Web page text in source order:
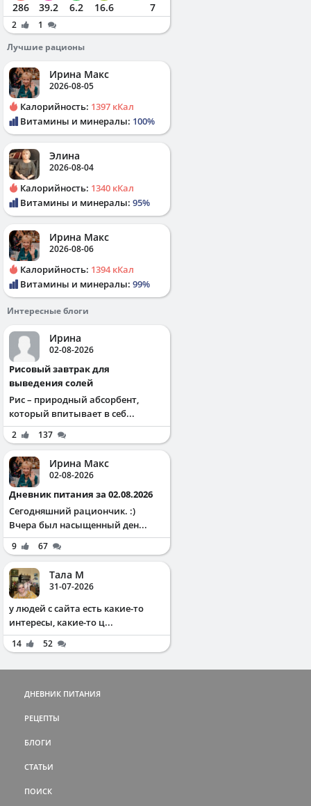
286 39.2 6.2 16.6 7
2
1
Лучшие рационы
Ирина Макс
2026-08-05
Калорийность: 1397 кКал
Витамины и минералы: 100%
Элина
2026-08-04
Калорийность: 1340 кКал
Витамины и минералы: 95%
Ирина Макс
2026-08-06
Калорийность: 1394 кКал
Витамины и минералы: 99%
Интересные блоги
Ирина
02-08-2026
Рисовый завтрак для
выведения солей
Рис – природный абсорбент,
который впитывает в себ...
2 137
Ирина Макс
02-08-2026
Дневник питания за 02.08.2026
Сегодняшний рациончик. :)
Вчера был насыщенный ден...
9 67
Тала М
31-07-2026
у людей с сайта есть какие-то
интересы, какие-то ц...
14 52
ДНЕВНИК ПИТАНИЯ
РЕЦЕПТЫ
БЛОГИ
СТАТЬИ
ПОИСК